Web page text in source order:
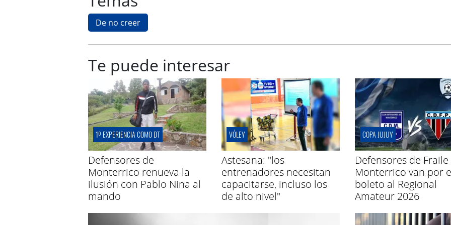
De no creer
Te puede interesar
1º EXPERIENCIA COMO DT
Defensores de
Monterrico renueva la
ilusión con Pablo Nina al
mando
VÓLEY
Astesana: "los
entrenadores necesitan
capacitarse, incluso los
de alto nivel"
COPA JUJUY
Defensores de Fraile
Monterrico van por
boleto al Regional
Amateur 2026